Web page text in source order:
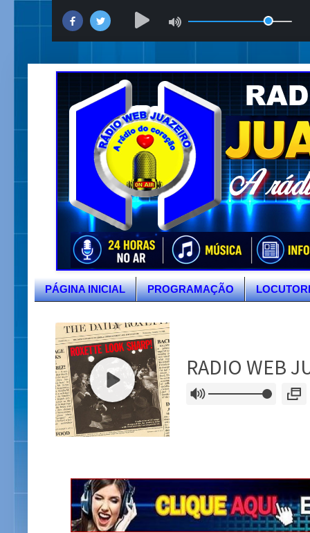
PÁGINA INICIAL PROGRAMAÇÃO